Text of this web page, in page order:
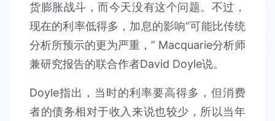
货膨胀战斗，而今天没有这个问题。不过，
现在的利率低得多，加息的影响“可能比传统
分析所预示的更为严重，” Macquarie分析师
兼研究报告的联合作者David Doyle说。
Doyle指出，当时的利率要高得多，但消费
者的债务相对于收入来说也较少，所以当年